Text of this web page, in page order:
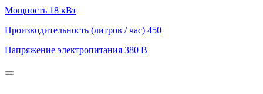
Мощность 18 кВт
Производительность (литров / час) 450
Напряжение электропитания 380 В